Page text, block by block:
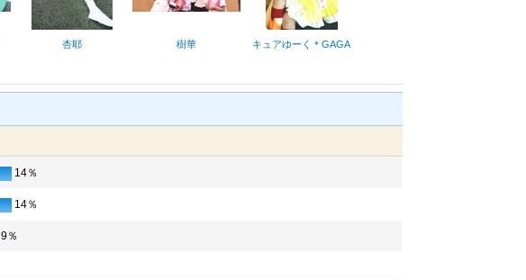
杏耶 樹華 キュアゆーく＊GAGA
14％
14％
9％